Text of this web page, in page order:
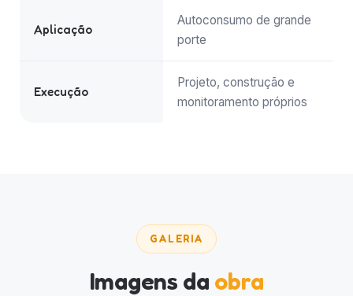
Aplicação
Autoconsumo de grande
porte
Execução
Projeto, construção e
monitoramento próprios
GALERIA
Imagens da obra